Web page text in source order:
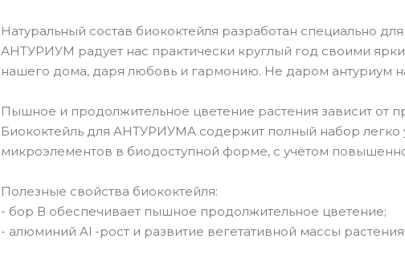
Натуральный состав биококтейля разработан специально
АНТУРИУМ радует нас практически круглый год своими
нашего дома, даря любовь и гармонию. Не даром антуриум
Пышное и продолжительное цветение растения зависит от
Биококтейль для АНТУРИУМА содержит полный набор легко
микроэлементов в биодоступной форме, с учётом
Полезные свойства биококтейля:
- бор В обеспечивает пышное продолжительное цветение;
- алюминий Al -рост и развитие вегетативной массы растения.